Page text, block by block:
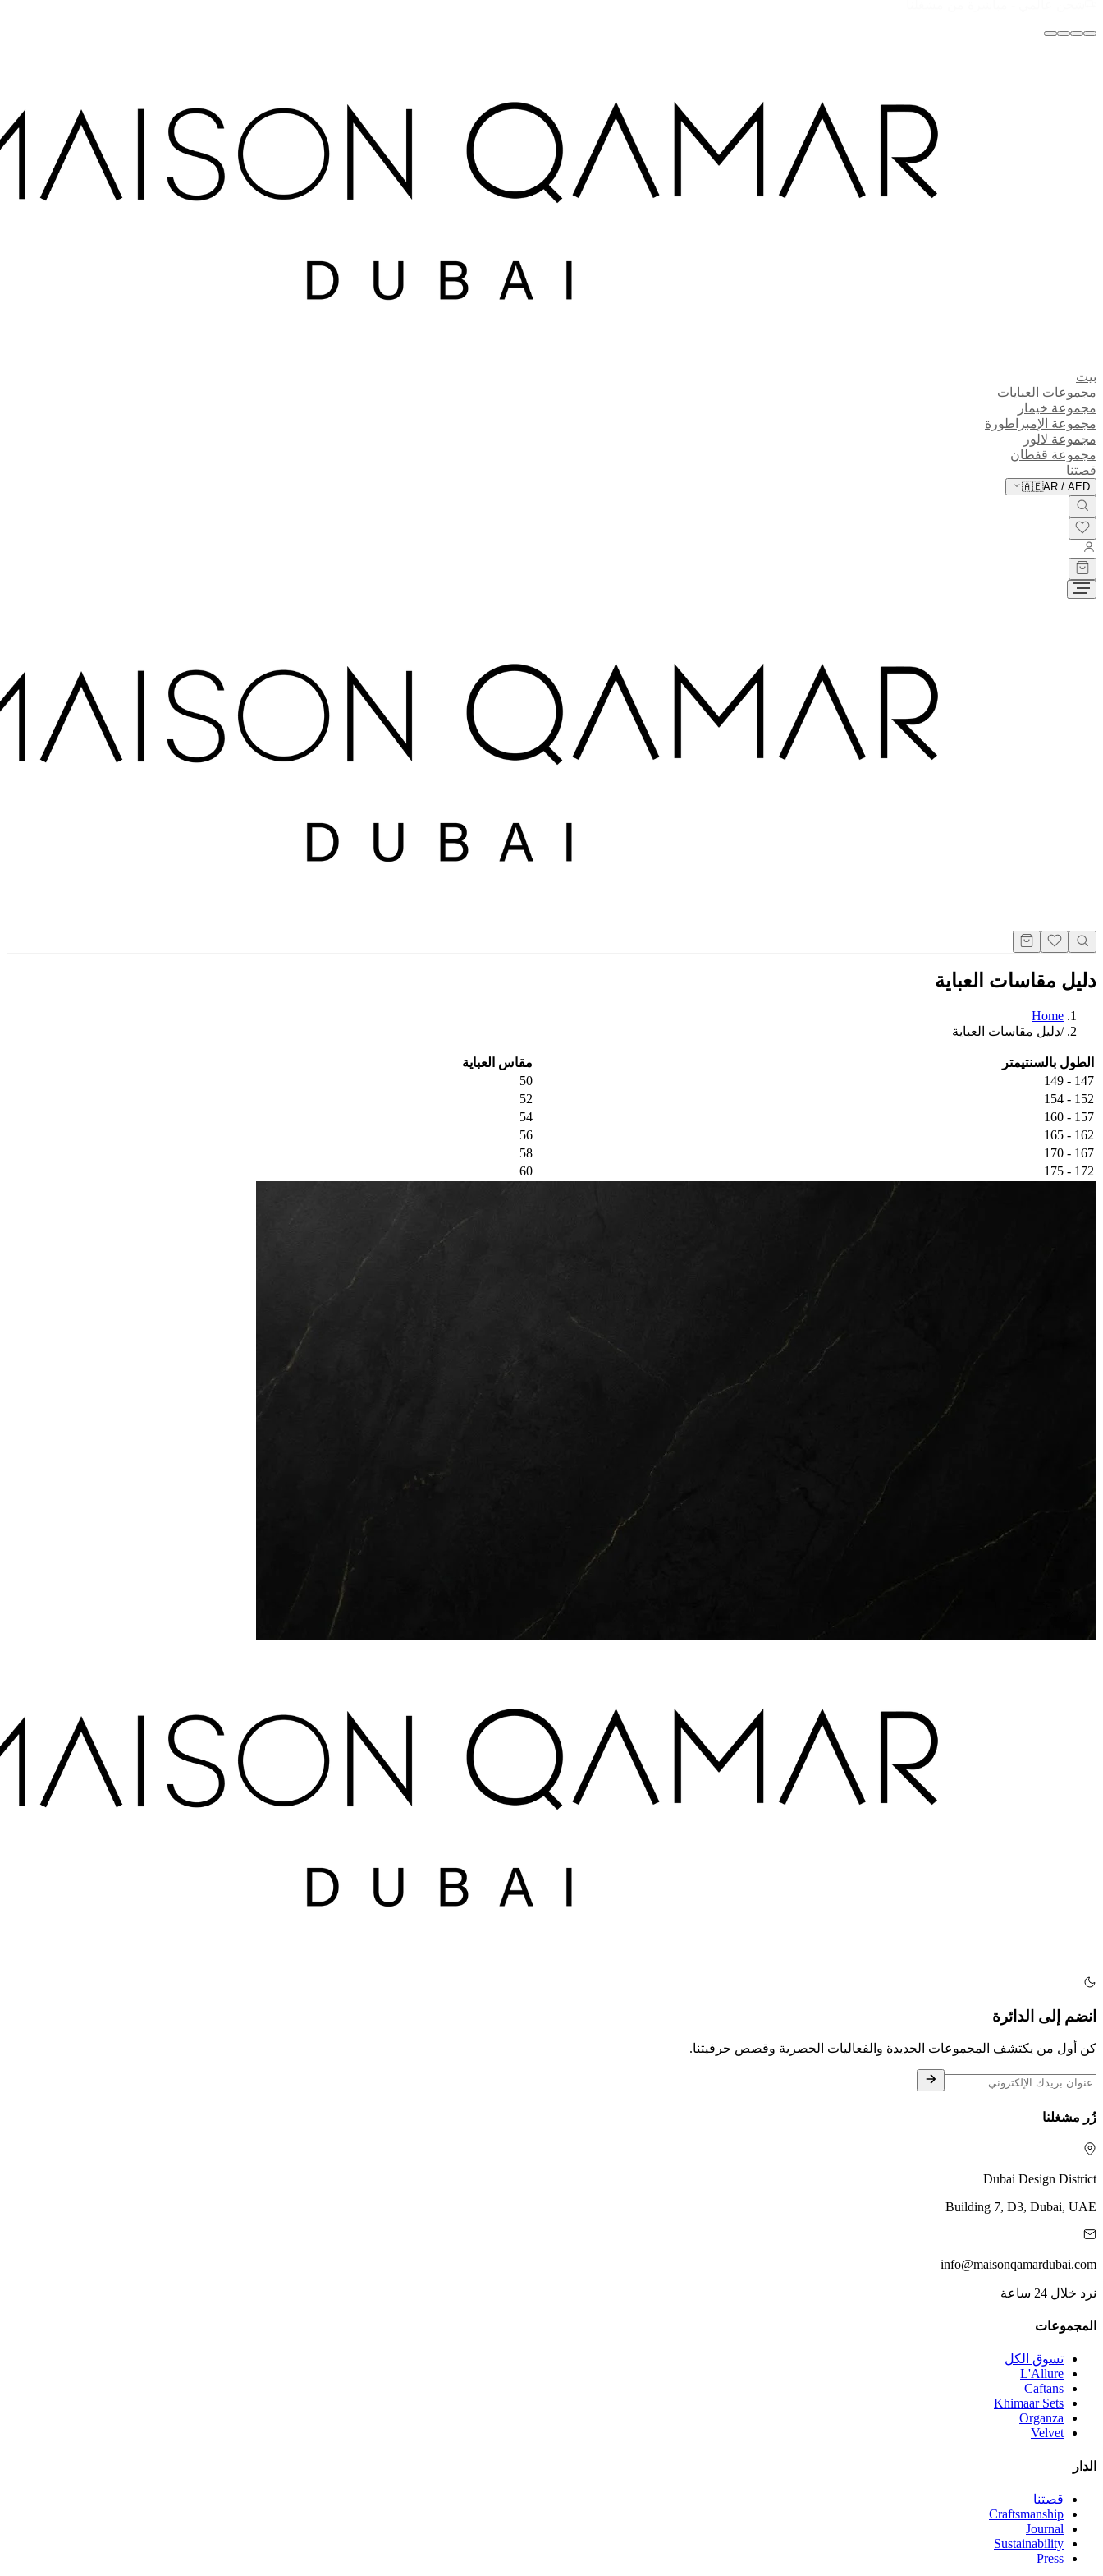
بيت
مجموعات العبايات
مجموعة خيمار
مجموعة الإمبراطورة
مجموعة لالور
مجموعة قفطان
قصتنا
🇦🇪AR / AED
دليل مقاسات العباية
Home
/دليل مقاسات العباية
الطول بالسنتيمتر
مقاس العباية
147 - 149
50
152 - 154
52
157 - 160
54
162 - 165
56
167 - 170
58
172 - 175
60
انضم إلى الدائرة
كن أول من يكتشف المجموعات الجديدة والفعاليات الحصرية وقصص حرفيتنا.
زُر مشغلنا
Dubai Design District
Building 7, D3, Dubai, UAE
info@maisonqamardubai.com
نرد خلال 24 ساعة
المجموعات
تسوق الكل
L'Allure
Caftans
Khimaar Sets
Organza
Velvet
الدار
قصتنا
Craftsmanship
Journal
Sustainability
Press